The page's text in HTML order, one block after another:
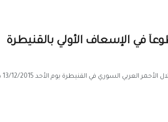
في القنيطرة يوم الأحد 13/12/2015 دورة تدريبية جديدة في مبادئ الإسعاف الأولي، شارك في ...